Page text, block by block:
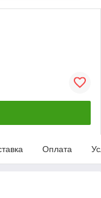
Оплата